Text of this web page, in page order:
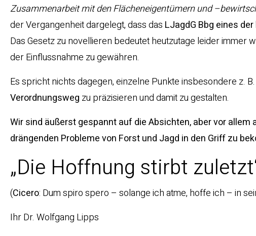
Zusammenarbeit mit den Flächeneigentümern und
der Vergangenheit dargelegt, dass das LJagdG Bbg eines
Das Gesetz zu novellieren bedeutet heutzutage leider
der Einflussnahme zu gewähren.
Es spricht nichts dagegen, einzelne Punkte insbesondere z.
Verordnungsweg zu präzisieren und damit zu gestalten.
Wir sind äußerst gespannt auf die Absichten, aber vor allem
drängenden Probleme von Forst und Jagd in den Griff zu
„Die Hoffnung stirbt
(Cicero: Dum spiro spero – solange ich atme, hoffe ich – in
Ihr Dr. Wolfgang Lipps